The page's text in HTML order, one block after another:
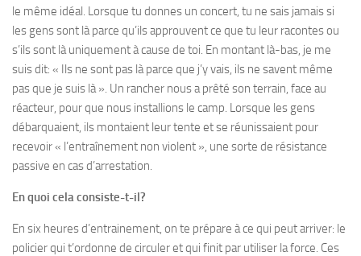
le même idéal. Lorsque tu donnes un concert, tu ne sais jamais si
les gens sont là parce qu’ils approuvent ce que tu leur racontes ou
s’ils sont là uniquement à cause de toi. En montant là-bas, je me
suis dit: « Ils ne sont pas là parce que j’y vais, ils ne savent même
pas que je suis là ». Un rancher nous a prêté son terrain, face au
réacteur, pour que nous installions le camp. Lorsque les gens
débarquaient, ils montaient leur tente et se réunissaient pour
recevoir « l’entraînement non violent », une sorte de résistance
passive en cas d’arrestation.
En quoi cela consiste-t-il?
En six heures d’entrainement, on te prépare à ce qui peut arriver: le
policier qui t’ordonne de circuler et qui finit par utiliser la force. Ces